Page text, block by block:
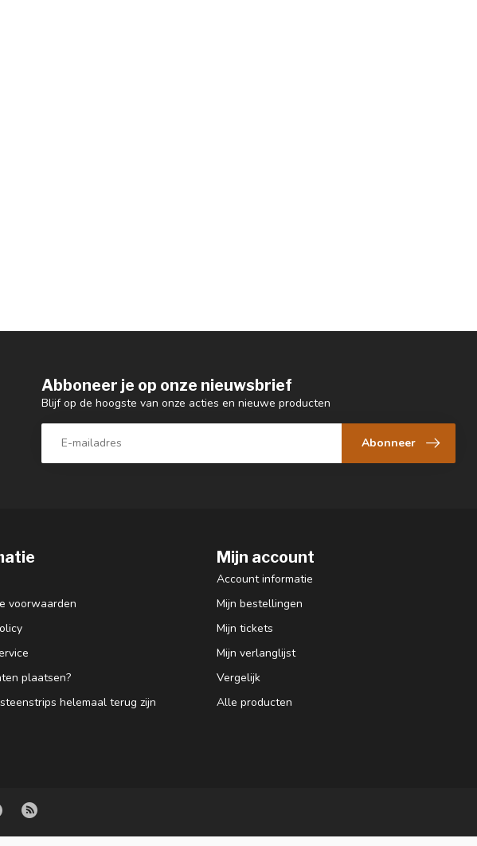
Abboneer je op onze nieuwsbrief
Blijf op de hoogste van onze acties en nieuwe producten
Abonneer
voorwaarden
plaatsen?
helemaal terug zijn
Mijn account
Account informatie
Mijn bestellingen
Mijn tickets
Mijn verlanglijst
Vergelijk
Alle producten